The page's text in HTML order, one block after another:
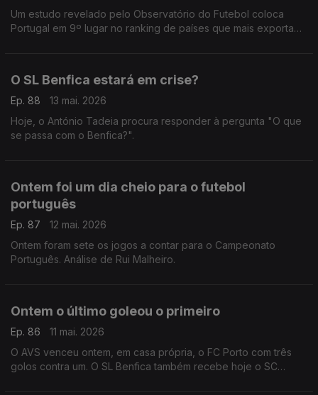
Um estudo revelado pelo Observatório do Futebol coloca
Portugal em 9º lugar no ranking de países que mais exportam
O SL Benfica estará em crise?
Ep. 88
13 mai. 2026
Hoje, o António Tadeia procura responder à pergunta "O que
se passa com o Benfica?".
Ontem foi um dia cheio para o futebol
português
Ep. 87
12 mai. 2026
Ontem foram sete os jogos a contar para o Campeonato
Português. Análise de Rui Malheiro.
Ontem o último goleou o primeiro
Ep. 86
11 mai. 2026
O AVS venceu ontem, em casa própria, o FC Porto com três
golos contra um. O SL Benfica também recebe hoje o SC